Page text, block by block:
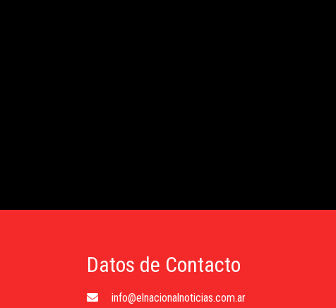
Datos de Contacto
info@elnacionalnoticias.com.ar